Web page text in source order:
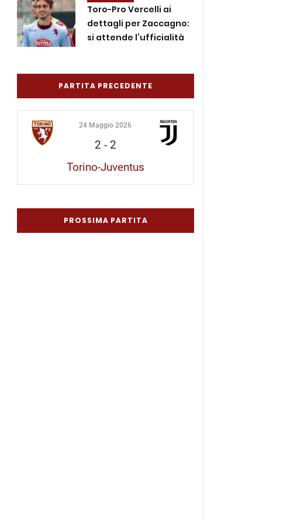
Toro-Pro Vercelli ai
dettagli per Zaccagno:
si attende l’ufficialità
PARTITA PRECEDENTE
24 Maggio 2026
2 - 2
Torino-Juventus
PROSSIMA PARTITA